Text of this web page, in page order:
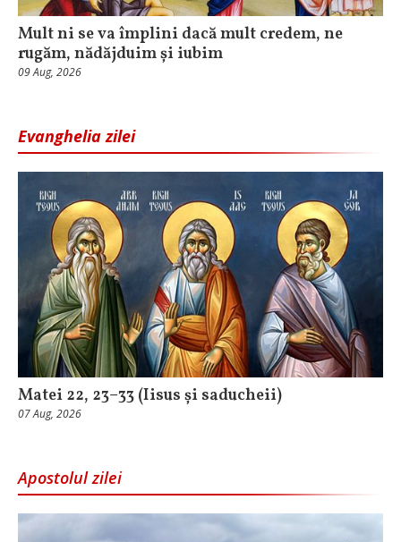
Mult ni se va împlini dacă mult credem, ne
rugăm, nădăjduim și iubim
09 Aug, 2026
Evanghelia zilei
Matei 22, 23–33 (Iisus și saducheii)
07 Aug, 2026
Apostolul zilei